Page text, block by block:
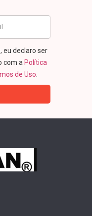
eu declaro ser
com a Política
de Uso